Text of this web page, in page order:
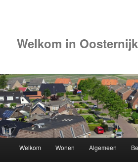
Welkom in
Spring
Welkom Wonen Algemeen